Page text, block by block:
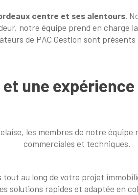
centre et ses alentours.
notre équipe prend en
de PAC Gestion sont
une
les membres de notre
commerciales et techniques.
au long de votre projet
solutions rapides et adaptée en